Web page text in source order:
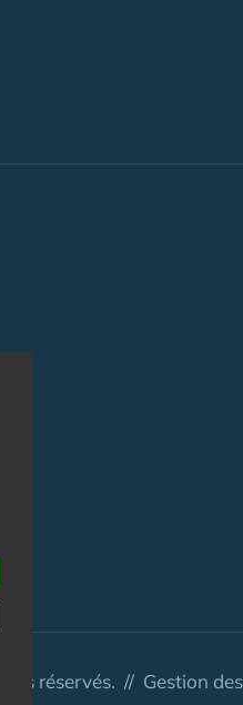
réservés. // Gestion des